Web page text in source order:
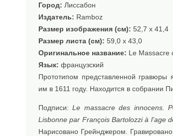
Город: Лиссабон
Издатель: Ramboz
Размер изображения (см): 52,7 x 41,4
Размер листа (см): 59,0 x 43,0
Оригинальное название: Le Massacre
Язык: французский
Прототипом представленной гравюры
им в 1611 году. Находится в собрании
Подписи:Le massacre des innocens.
Lisbonne par François Bartolozzi à l’age
Нарисовано Грейнджером.